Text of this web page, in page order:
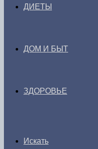
ДИЕТЫ
ДОМ И БЫТ
ЗДОРОВЬЕ
Искать